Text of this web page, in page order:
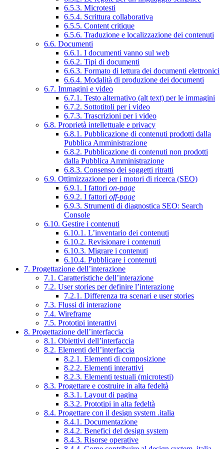
6.5.3. Microtesti
6.5.4. Scrittura collaborativa
6.5.5. Content critique
6.5.6. Traduzione e localizzazione dei contenuti
6.6. Documenti
6.6.1. I documenti vanno sul web
6.6.2. Tipi di documenti
6.6.3. Formato di lettura dei documenti elettronici
6.6.4. Modalità di produzione dei documenti
6.7. Immagini e video
6.7.1. Testo alternativo (alt text) per le immagini
6.7.2. Sottotitoli per i video
6.7.3. Trascrizioni per i video
6.8. Proprietà intellettuale e privacy
6.8.1. Pubblicazione di contenuti prodotti dalla
Pubblica Amministrazione
6.8.2. Pubblicazione di contenuti non prodotti
dalla Pubblica Amministrazione
6.8.3. Consenso dei soggetti ritratti
6.9. Ottimizzazione per i motori di ricerca (SEO)
6.9.1. I fattori on-page
6.9.2. I fattori off-page
6.9.3. Strumenti di diagnostica SEO: Search
Console
6.10. Gestire i contenuti
6.10.1. L’inventario dei contenuti
6.10.2. Revisionare i contenuti
6.10.3. Migrare i contenuti
6.10.4. Pubblicare i contenuti
7. Progettazione dell’interazione
7.1. Caratteristiche dell’interazione
7.2. User stories per definire l’interazione
7.2.1. Differenza tra scenari e user stories
7.3. Flussi di interazione
7.4. Wireframe
7.5. Prototipi interattivi
8. Progettazione dell’interfaccia
8.1. Obiettivi dell’interfaccia
8.2. Elementi dell’interfaccia
8.2.1. Elementi di composizione
8.2.2. Elementi interattivi
8.2.3. Elementi testuali (microtesti)
8.3. Progettare e costruire in alta fedeltà
8.3.1. Layout di pagina
8.3.2. Prototipi in alta fedeltà
8.4. Progettare con il design system .italia
8.4.1. Documentazione
8.4.2. Benefici del design system
8.4.3. Risorse operative